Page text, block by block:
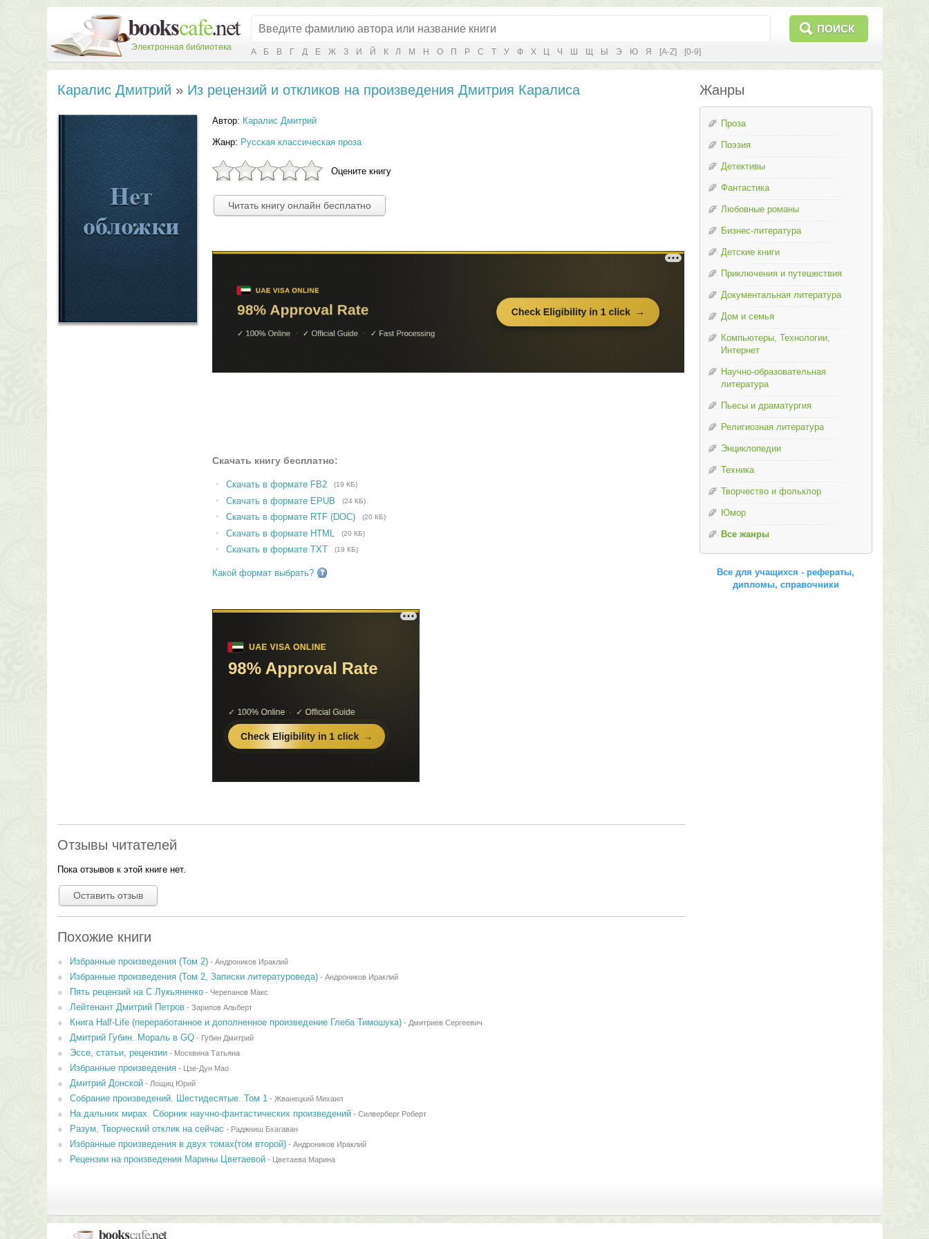
Электронная библиотека
ПОИСК
А Б В Г Д Е Ж З И Й К Л М Н О П Р С Т У Ф Х Ц Ч Ш Щ Ы Э Ю Я [A-Z] [0-9]
Каралис Дмитрий » Из рецензий и откликов на произведения Дмитрия Каралиса
Автор: Каралис Дмитрий
Жанр: Русская классическая проза
Оцените книгу
Читать книгу онлайн бесплатно
Скачать книгу бесплатно:
Скачать в формате FB2 (19 КБ)
Скачать в формате EPUB (24 КБ)
Скачать в формате RTF (DOC) (20 КБ)
Скачать в формате HTML (20 КБ)
Скачать в формате TXT (19 КБ)
Какой формат выбрать?
Отзывы читателей
Пока отзывов к этой книге нет.
Оставить отзыв
Похожие книги
Избранные произведения (Том 2)- Андроников Ираклий
Избранные произведения (Том 2, Записки литературоведа)- Андроников Ираклий
Пять рецензий на С Лукьяненко- Черепанов Макс
Лейтенант Дмитрий Петров- Зарипов Альберт
Книга Half-Life (переработанное и дополненное произведение Глеба Тимошука)- Дмитриев Сергеевич
Дмитрий Губин. Мораль в GQ- Губин Дмитрий
Эссе, статьи, рецензии- Москвина Татьяна
Избранные произведения- Цзе-Дун Мао
Дмитрий Донской- Лощиц Юрий
Собрание произведений. Шестидесятые. Том 1 - Жванецкий Михаил
На дальних мирах. Сборник научно-фантастических произведений- Силверберг Роберт
Разум. Творческий отклик на сейчас - Раджниш Бхагаван
Избранные произведения в двух томах(том второй)- Андроников Ираклий
Рецензии на произведения Марины Цветаевой- Цветаева Марина
Жанры
Проза
Поэзия
Детективы
Фантастика
Любовные романы
Бизнес-литература
Детские книги
Приключения и путешествия
Документальная литература
Дом и семья
Компьютеры, Технологии,
Интернет
Научно-образовательная
литература
Пьесы и драматургия
Религиозная литература
Энциклопедии
Техника
Творчество и фольклор
Юмор
Все жанры
Все для учащихся - рефераты,
дипломы, справочники